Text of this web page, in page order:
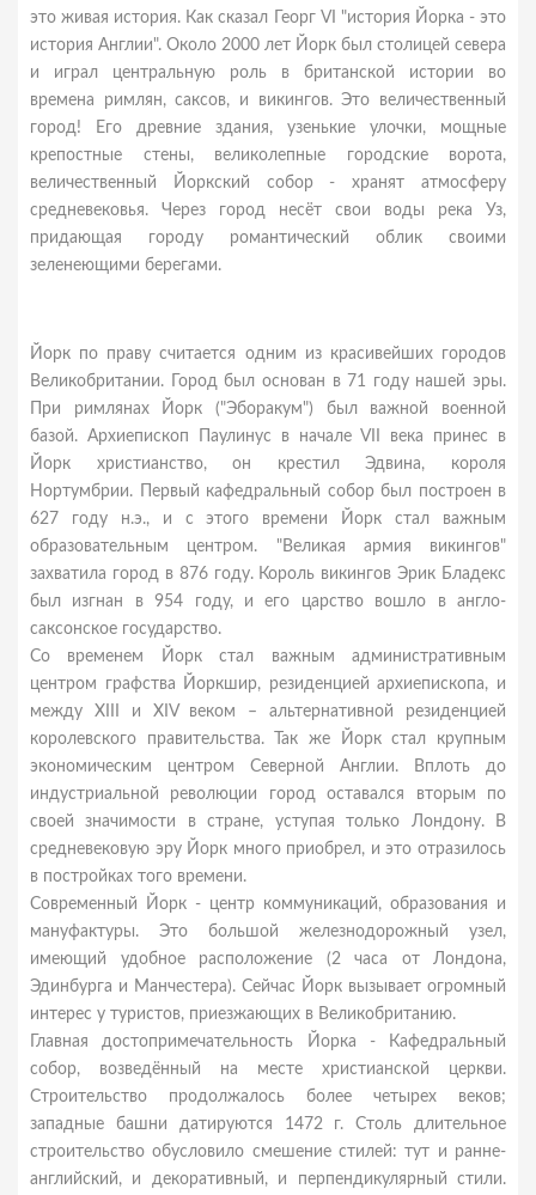
это живая история. Как сказал Георг VI "история Йорка - это
история Англии". Около 2000 лет Йорк был столицей севера
и играл центральную роль в британской истории во
времена римлян, саксов, и викингов. Это величественный
город! Его древние здания, узенькие улочки, мощные
крепостные стены, великолепные городские ворота,
величественный Йоркский собор - хранят атмосферу
средневековья. Через город несёт свои воды река Уз,
придающая городу романтический облик своими
зеленеющими берегами.
Йорк по праву считается одним из красивейших городов
Великобритании. Город был основан в 71 году нашей эры.
При римлянах Йорк ("Эборакум") был важной военной
базой. Архиепископ Паулинус в начале VII века принес в
Йорк христианство, он крестил Эдвина, короля
Нортумбрии. Первый кафедральный собор был построен в
627 году н.э., и с этого времени Йорк стал важным
образовательным центром. "Великая армия викингов"
захватила город в 876 году. Король викингов Эрик Бладекс
был изгнан в 954 году, и его царство вошло в англо-
саксонское государство.
Со временем Йорк стал важным административным
центром графства Йоркшир, резиденцией архиепископа, и
между XIII и XIV веком – альтернативной резиденцией
королевского правительства. Так же Йорк стал крупным
экономическим центром Северной Англии. Вплоть до
индустриальной революции город оставался вторым по
своей значимости в стране, уступая только Лондону. В
средневековую эру Йорк много приобрел, и это отразилось
в постройках того времени.
Современный Йорк - центр коммуникаций, образования и
мануфактуры. Это большой железнодорожный узел,
имеющий удобное расположение (2 часа от Лондона,
Эдинбурга и Манчестера). Сейчас Йорк вызывает огромный
интерес у туристов, приезжающих в Великобританию.
Главная достопримечательность Йорка - Кафедральный
собор, возведённый на месте христианской церкви.
Строительство продолжалось более четырех веков;
западные башни датируются 1472 г. Столь длительное
строительство обусловило смешение стилей: тут и ранне-
английский, и декоративный, и перпендикулярный стили.